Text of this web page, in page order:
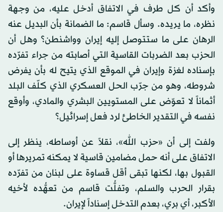
وأكد أن كل طرف في الاتفاق أدخل عليه، من وجهة
نظره، ما يريده. وسأل قاسم: ما الضمانة بأن البديل عنه
الرهان على ما ستتوصل إليه إيران وواشنطن؟ وهل أن
الحزب بعد الضربات القاسية التي أصابته من جراء تفرّده
بإسناده لغزة وإيران في الموقع الذي يتيح له بأن يفرض
شروطه، وهو من جرّب الحل العسكري الذي كلّف البلد
أثماناً لا تعوّض على المستويين البشري والمادي، وأوقع
نفسه في التقدير الخاطئ لرد فعل إسرائيل؟
ولفت إلى أن «حزب الله»، نقلاً عن أوساطه، ينظر إلى
الاتفاق على أنه حمل مضامين قاسية لا يمكنه تمريرها أو
القبول بها، لكنها تبقى أقل قساوة على لبنان من تفرّده
بقرار الحرب والسلم، وتفلُّت قاسم من تعهُّده لأخيه
الأكبر، أي بري، بعدم التدخل إسناداً لإيران.